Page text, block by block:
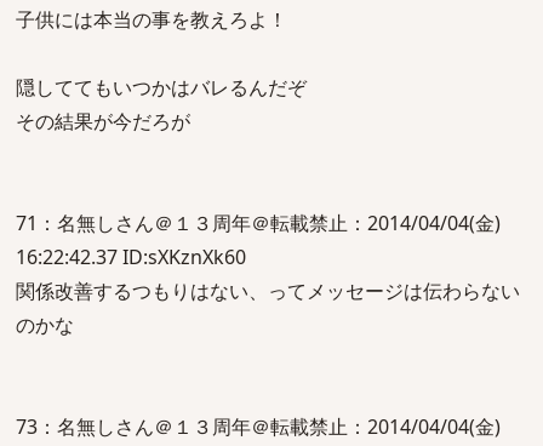
子供には本当の事を教えろよ！
隠しててもいつかはバレるんだぞ
その結果が今だろが
71：名無しさん＠１３周年＠転載禁止：2014/04/04(金)
16:22:42.37 ID:sXKznXk60
関係改善するつもりはない、ってメッセージは伝わらない
のかな
73：名無しさん＠１３周年＠転載禁止：2014/04/04(金)